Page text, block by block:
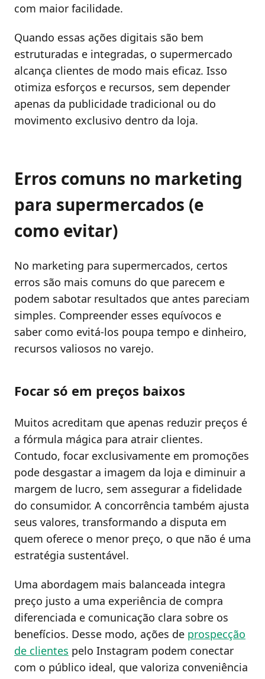
com maior facilidade.
Quando essas ações digitais são bem
estruturadas e integradas, o supermercado
alcança clientes de modo mais eficaz. Isso
otimiza esforços e recursos, sem depender
apenas da publicidade tradicional ou do
movimento exclusivo dentro da loja.
Erros comuns no marketing
para supermercados (e
como evitar)
No marketing para supermercados, certos
erros são mais comuns do que parecem e
podem sabotar resultados que antes pareciam
simples. Compreender esses equívocos e
saber como evitá-los poupa tempo e dinheiro,
recursos valiosos no varejo.
Focar só em preços baixos
Muitos acreditam que apenas reduzir preços é
a fórmula mágica para atrair clientes.
Contudo, focar exclusivamente em promoções
pode desgastar a imagem da loja e diminuir a
margem de lucro, sem assegurar a fidelidade
do consumidor. A concorrência também ajusta
seus valores, transformando a disputa em
quem oferece o menor preço, o que não é uma
estratégia sustentável.
Uma abordagem mais balanceada integra
preço justo a uma experiência de compra
diferenciada e comunicação clara sobre os
benefícios. Desse modo, ações de prospecção
de clientes pelo Instagram podem conectar
com o público ideal, que valoriza conveniência